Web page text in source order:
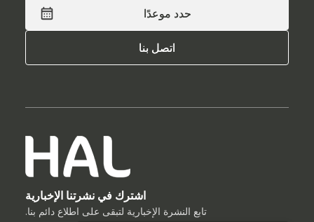
حدد موعدًا
حدد موعدًا
اتصل بنا
اتصل بنا
اشترك في نشرتنا الإخبارية
تابع النشرة الإخبارية لتبقى على اطلاع دائم بنا.